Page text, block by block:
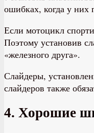
ошибках, когда у них
Если мотоцикл
Поэтому установив
«железного друга».
Слайдеры,
слайдеров также
4. Хорошие